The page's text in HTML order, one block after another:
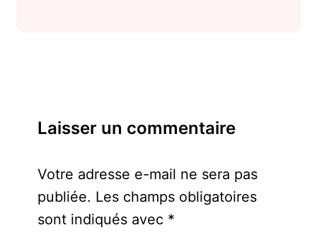
Laisser un commentaire
Votre adresse e-mail ne sera pas
publiée. Les champs obligatoires
sont indiqués avec *